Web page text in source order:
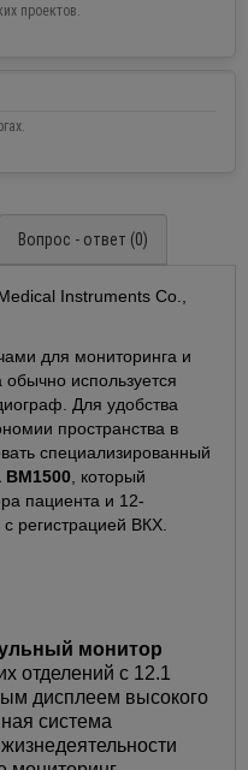
проектов.
Вопрос - ответ (0)
Instruments Co.,
для мониторинга и
обычно используется
Для удобства
пространства в
специализированный
, который
пациента и 12-
регистрацией ВКХ.
монитор
отделений с 12.1
дисплеем высокого
система